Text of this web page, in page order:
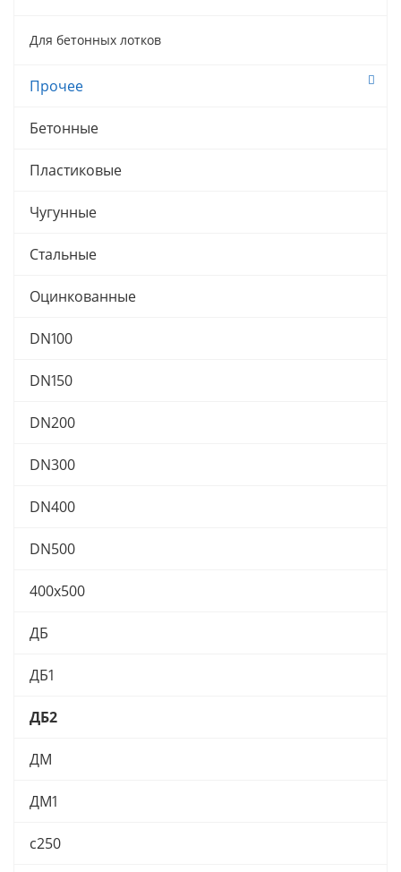
Для бетонных лотков
Прочее
Бетонные
Пластиковые
Чугунные
Стальные
Оцинкованные
DN100
DN150
DN200
DN300
DN400
DN500
400х500
ДБ
ДБ1
ДБ2
ДМ
ДМ1
с250